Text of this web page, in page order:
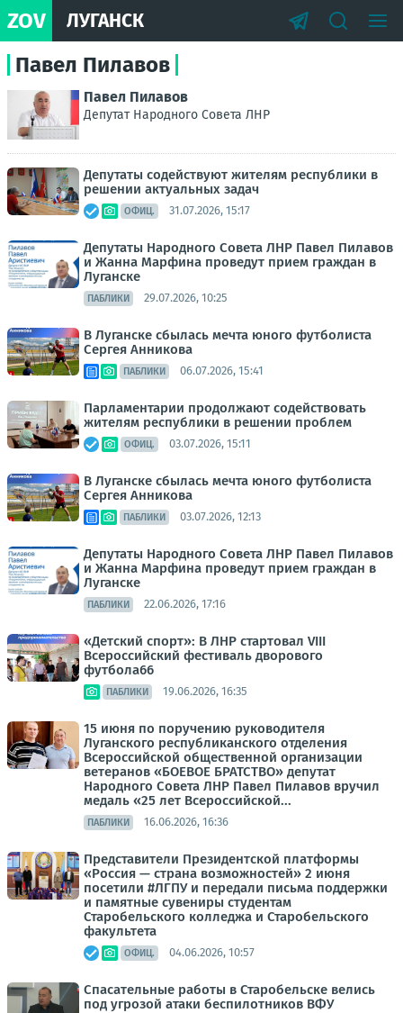
ZOV ЛУГАНСК
Павел Пилавов
Павел Пилавов
Депутат Народного Совета ЛНР
Депутаты содействуют жителям республики в
решении актуальных задач
ОФИЦ. 31.07.2026, 15:17
Депутаты Народного Совета ЛНР Павел Пилавов
и Жанна Марфина проведут прием граждан в
Луганске
ПАБЛИКИ 29.07.2026, 10:25
В Луганске сбылась мечта юного футболиста
Сергея Анникова
ПАБЛИКИ 06.07.2026, 15:41
Парламентарии продолжают содействовать
жителям республики в решении проблем
ОФИЦ. 03.07.2026, 15:11
В Луганске сбылась мечта юного футболиста
Сергея Анникова
ПАБЛИКИ 03.07.2026, 12:13
Депутаты Народного Совета ЛНР Павел Пилавов
и Жанна Марфина проведут прием граждан в
Луганске
ПАБЛИКИ 22.06.2026, 17:16
«Детский спорт»: В ЛНР стартовал VIII
Всероссийский фестиваль дворового
футбола66
ПАБЛИКИ 19.06.2026, 16:35
15 июня по поручению руководителя
Луганского республиканского отделения
Всероссийской общественной организации
ветеранов «БОЕВОЕ БРАТСТВО» депутат
Народного Совета ЛНР Павел Пилавов вручил
медаль «25 лет Всероссийской...
ПАБЛИКИ 16.06.2026, 16:36
Представители Президентской платформы
«Россия — страна возможностей» 2 июня
посетили #ЛГПУ и передали письма поддержки
и памятные сувениры студентам
Старобельского колледжа и Старобельского
факультета
ОФИЦ. 04.06.2026, 10:57
Спасательные работы в Старобельске велись
под угрозой атаки беспилотников ВФУ